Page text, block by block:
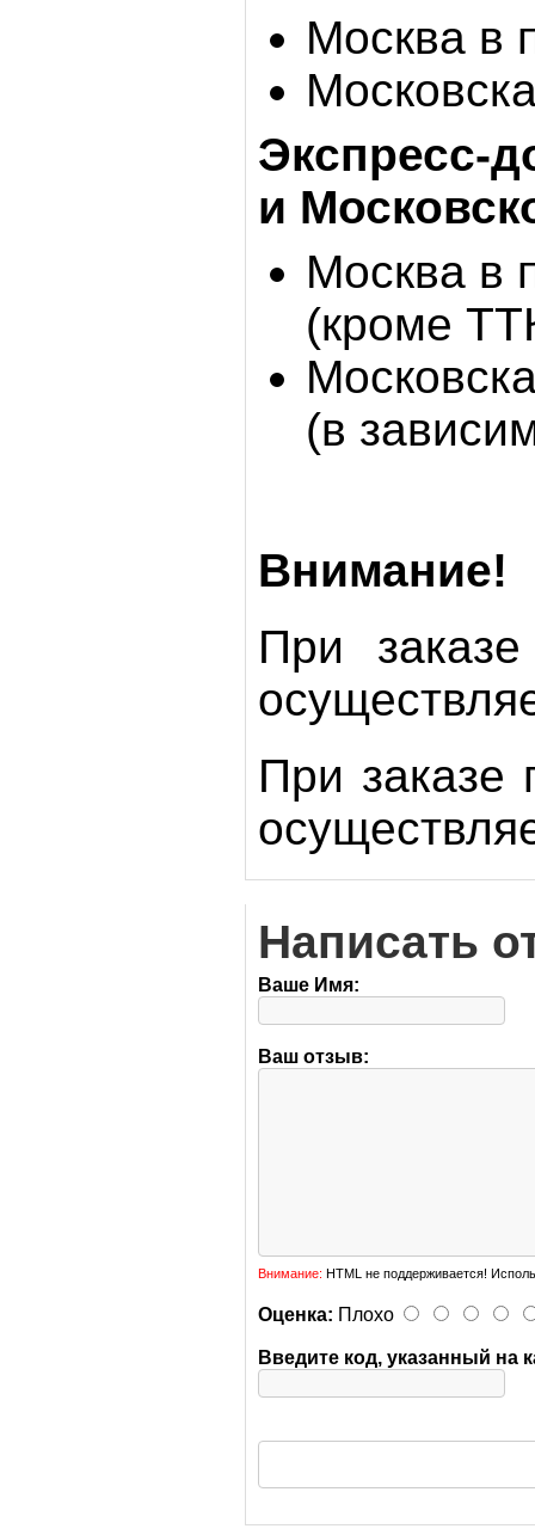
Москва в
Экспресс-
и
Москва в
(кроме
(в
Внимание!
При
При заказе
Написать
Ваше Имя:
Ваш отзыв:
Внимание: HTML не поддерживается!
Оценка: Плохо
Введите код, указанный на